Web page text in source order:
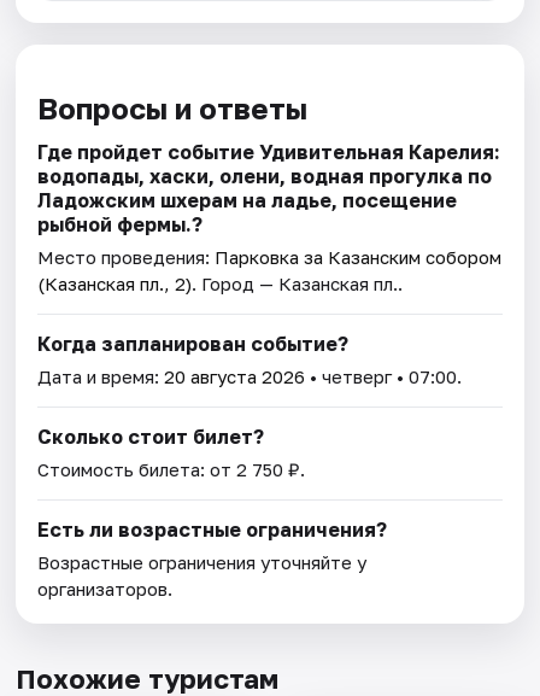
Вопросы и ответы
Где пройдет событие Удивительная Карелия:
водопады, хаски, олени, водная прогулка по
Ладожским шхерам на ладье, посещение
рыбной фермы.?
Место проведения: Парковка за Казанским собором
(Казанская пл., 2). Город — Казанская пл..
Когда запланирован событие?
Дата и время:20 августа 2026 • четверг • 07:00.
Сколько стоит билет?
Стоимость билета: от 2 750 ₽.
Есть ли возрастные ограничения?
Возрастные ограничения уточняйте у
организаторов.
Похожие туристам